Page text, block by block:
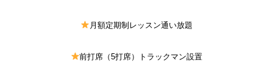
月額定期制レッスン通い放題
前打席（5打席）トラックマン設置